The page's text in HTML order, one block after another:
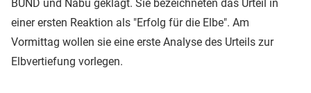
BUND und Nabu geklagt. Sie bezeichneten das Urteil in
einer ersten Reaktion als "Erfolg für die Elbe". Am
Vormittag wollen sie eine erste Analyse des Urteils zur
Elbvertiefung vorlegen.